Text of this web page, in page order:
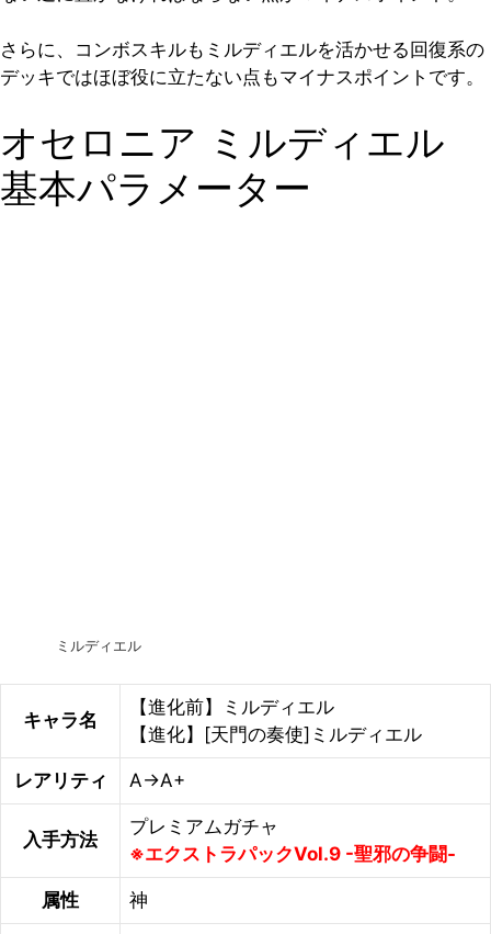
さらに、コンボスキルもミルディエルを活かせる回復系の
デッキではほぼ役に立たない点もマイナスポイントです。
オセロニア ミルディエル
基本パラメーター
ミルディエル
キャラ名
【進化前】ミルディエル
【進化】[天門の奏使]ミルディエル
レアリティ A→A+
入手方法
プレミアムガチャ
※エクストラパックVol.9 -聖邪の争闘-
属性 神